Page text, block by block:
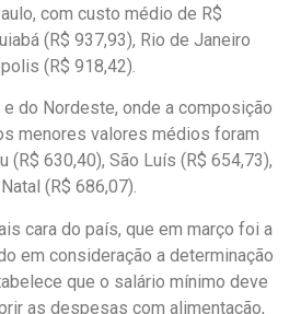
com custo médio de R$
(R$ 937,93), Rio de Janeiro
(R$ 918,42).
do Nordeste, onde a composição
menores valores médios foram
(R$ 630,40), São Luís (R$ 654,73),
(R$ 686,07).
cara do país, que em março foi a
em consideração a determinação
que o salário mínimo deve
as despesas com alimentação,